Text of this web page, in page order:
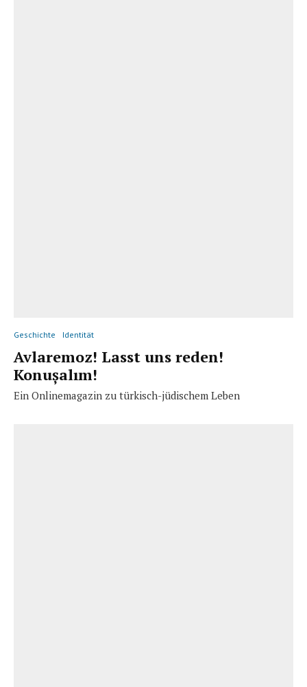
Geschichte Identität
Avlaremoz! Lasst uns reden!
Konușalım!
Ein Onlinemagazin zu türkisch-jüdischem Leben